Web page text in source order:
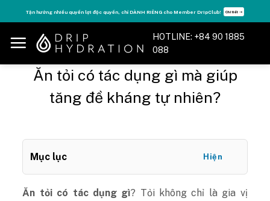
to
content
Tăng năng lượng - sống đỉnh cao với thẻ Vitamin Drip Membership. Xem ngay ➝
HOTLINE: +84 90 1885
088
Ăn tỏi có tác dụng gì mà giúp
tăng đề kháng tự nhiên?
Mục lục Hiện
Ăn tỏi có tác dụng gì? Tỏi không chỉ là gia vị